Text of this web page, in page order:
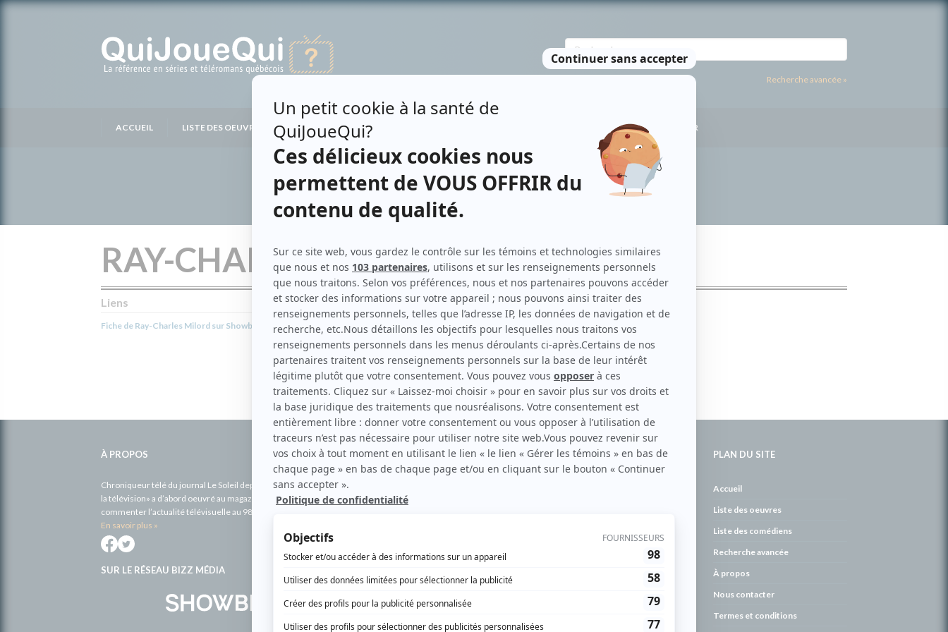
Recherche avancée »
ACCUEIL LISTE DES OEUVRES LISTE DES PERSONNES NOUS CONTACTER
RAY-CHARLES MILORD
Liens
Fiche de Ray-Charles Milord sur Showbizz.net
Personnages
Watatatow(Hervé Métellus)
À PROPOS
Chroniqueur télé du journal Le Soleil depuis 2001, Richard Therrien carbure à son petit écran. Celui qu’on surnomme parfois «l’encyclopédie de
la télévision» a d’abord oeuvré au magazine TV Hebdo de 1996 à 2001. Sa spécialité: la télé québécoise. On peut l’entendre régulièrement
commenter l’actualité télévisuelle au 98,5.
En savoir plus »
SUR LE RÉSEAU BIZZ MÉDIA
PLAN DU SITE
Accueil
Liste des oeuvres
Liste des comédiens
Recherche avancée
À propos
Nous contacter
Termes et conditions